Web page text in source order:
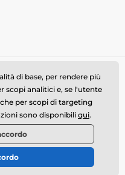
74718, Píšť, Czech
info@momanio.it
online è stato creato da
di base, per rendere più
scopi analitici e, se l'utente
per scopi di targeting
sono disponibiliqui.